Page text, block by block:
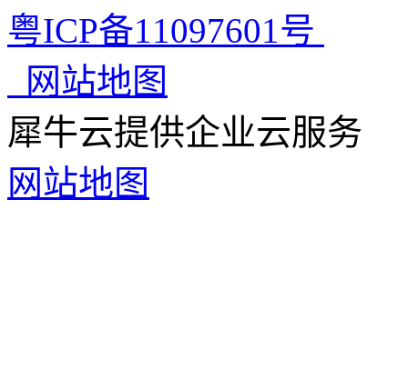
粤ICP备11097601号
网站地图
犀牛云提供企业云服务
网站地图